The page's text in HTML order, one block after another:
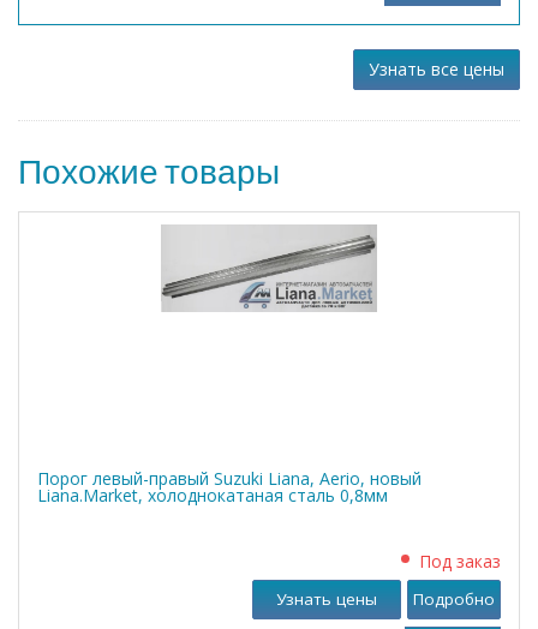
Узнать все цены
Похожие товары
Порог левый-правый Suzuki Liana, Aerio, новый
Liana.Market, холоднокатаная сталь 0,8мм
Под заказ
Узнать цены Подробно